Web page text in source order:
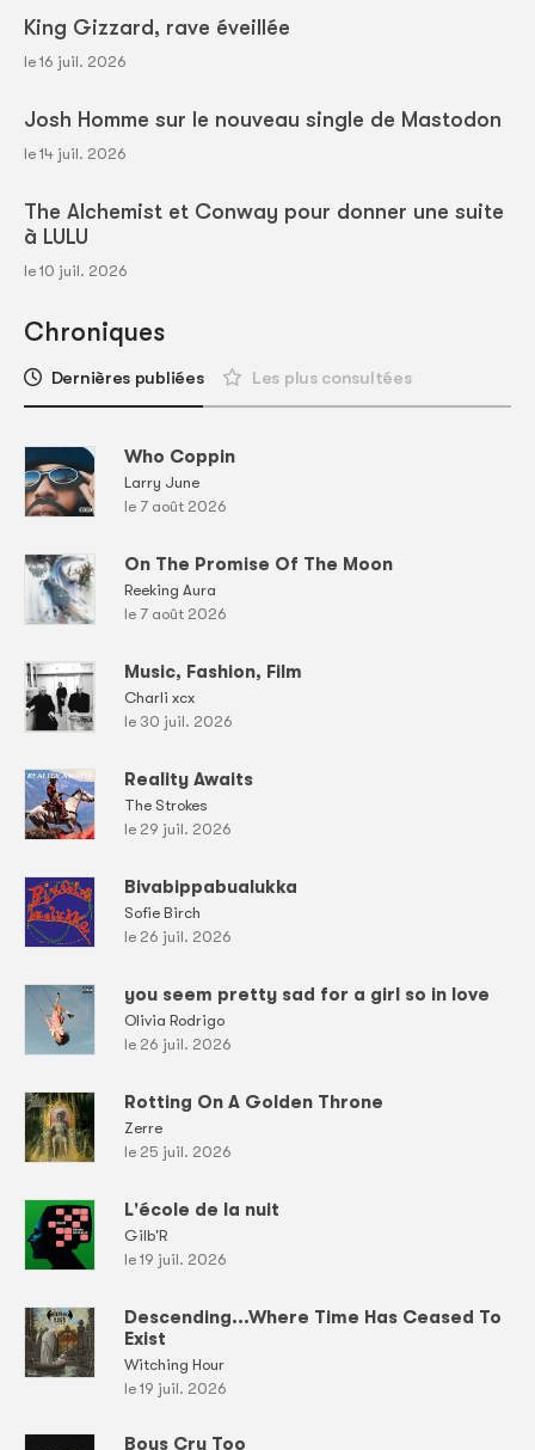
King Gizzard, rave éveillée
le 16 juil. 2026
Josh Homme sur le nouveau single de Mastodon
le 14 juil. 2026
The Alchemist et Conway pour donner une suite
à LULU
le 10 juil. 2026
Chroniques
Dernières publiées Les plus consultées
Who Coppin
Larry June
le 7 août 2026
On The Promise Of The Moon
Reeking Aura
le 7 août 2026
Music, Fashion, Film
Charli xcx
le 30 juil. 2026
Reality Awaits
The Strokes
le 29 juil. 2026
Bivabippabualukka
Sofie Birch
le 26 juil. 2026
you seem pretty sad for a girl so in love
Olivia Rodrigo
le 26 juil. 2026
Rotting On A Golden Throne
Zerre
le 25 juil. 2026
L'école de la nuit
Gilb'R
le 19 juil. 2026
Descending...Where Time Has Ceased To
Exist
Witching Hour
le 19 juil. 2026
Boys Cry Too